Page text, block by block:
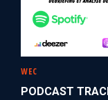
WEC
PODCAST